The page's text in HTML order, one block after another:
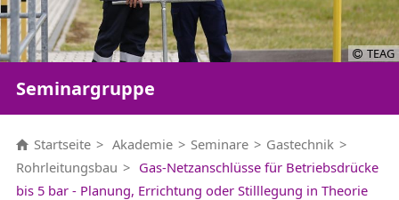
TEAG
Seminargruppe
Startseite Akademie Seminare
Gastechnik
Rohrleitungsbau
Gas-Netzanschlüsse für Betriebsdrücke
bis 5 bar - Planung, Errichtung oder Stilllegung in Theorie